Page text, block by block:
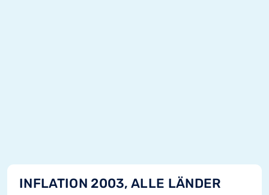
INFLATION 2003, ALLE LÄNDER